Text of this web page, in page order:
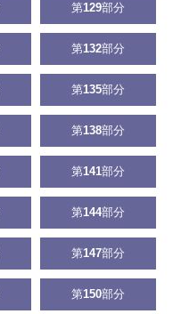
第129部分
第132部分
第135部分
第138部分
第141部分
第144部分
第147部分
第150部分